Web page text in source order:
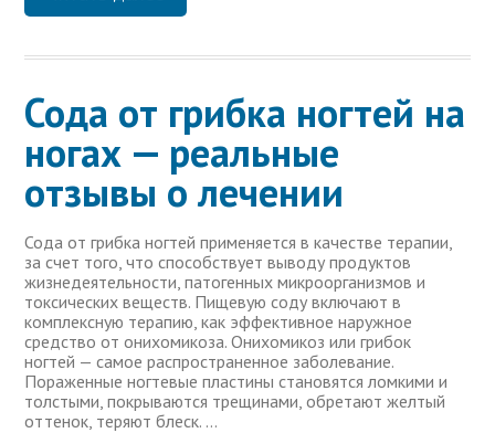
Сода от грибка ногтей на
ногах — реальные
отзывы о лечении
Сода от грибка ногтей применяется в качестве терапии,
за счет того, что способствует выводу продуктов
жизнедеятельности, патогенных микроорганизмов и
токсических веществ. Пищевую соду включают в
комплексную терапию, как эффективное наружное
средство от онихомикоза. Онихомикоз или грибок
ногтей — самое распространенное заболевание.
Пораженные ногтевые пластины становятся ломкими и
толстыми, покрываются трещинами, обретают желтый
оттенок, теряют блеск. …